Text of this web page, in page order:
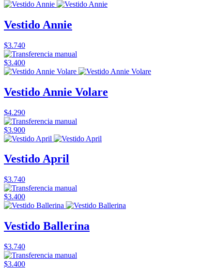
Vestido Annie
$3.740
$3.400
Vestido Annie Volare
$4.290
$3.900
Vestido April
$3.740
$3.400
Vestido Ballerina
$3.740
$3.400